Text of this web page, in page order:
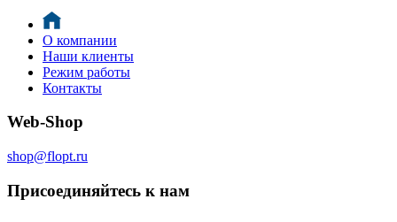
О компании
Наши клиенты
Режим работы
Контакты
Web-Shop
shop@flopt.ru
Присоединяйтесь к нам